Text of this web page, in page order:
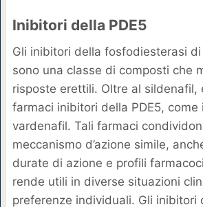
Inibitori della PDE5
Gli inibitori della fosfodiesterasi di
sono una classe di composti che
risposte erettili. Oltre al sildenafil,
farmaci inibitori della PDE5,
vardenafil. Tali farmaci
meccanismo d’azione simile,
durate di azione e profili
rende utili in diverse situazioni
preferenze individuali. Gli inibitori